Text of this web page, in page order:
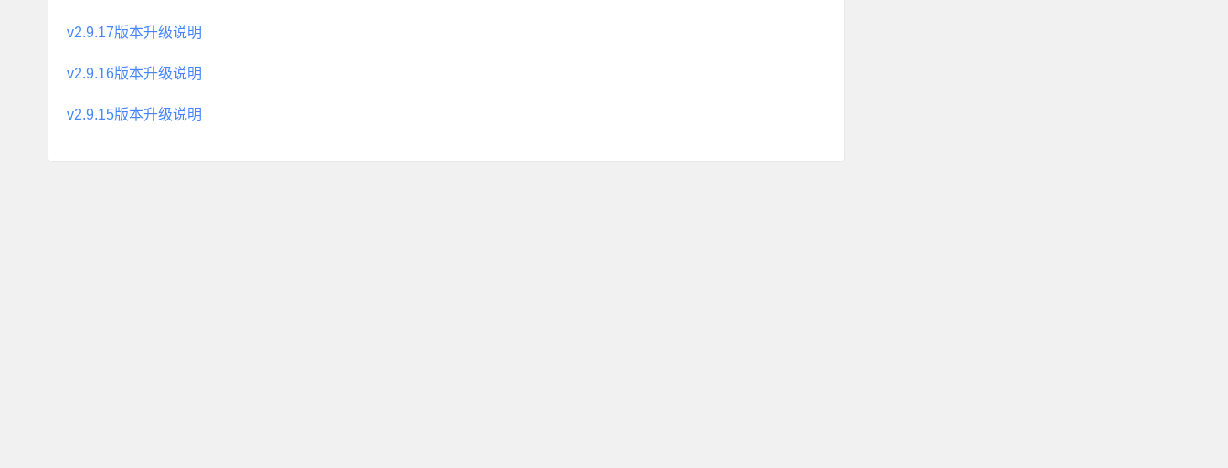
v2.9.17版本升级说明
v2.9.16版本升级说明
v2.9.15版本升级说明